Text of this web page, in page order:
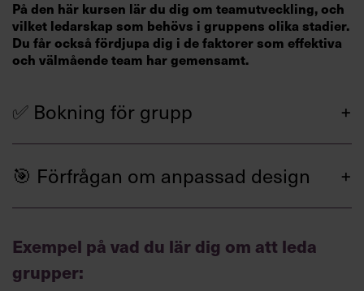
Logga in
Villkor och policy för
personuppgiftsbehandling
På den här kursen lär du dig om teamutveckling, och
vilket ledarskap som behövs i gruppens olika stadier.
Du får också fördjupa dig i de faktorer som effektiva
och välmående team har gemensamt.
✅ Bokning för grupp
🎯 Förfrågan om anpassad design
Exempel på vad du lär dig om att leda
grupper: